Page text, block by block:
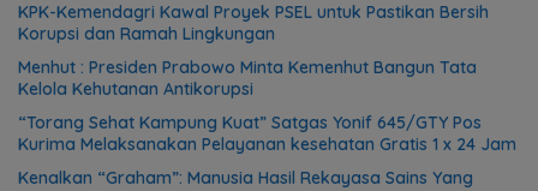
KPK-Kemendagri Kawal Proyek PSEL untuk Pastikan Bersih
Korupsi dan Ramah Lingkungan
Menhut : Presiden Prabowo Minta Kemenhut Bangun Tata
Kelola Kehutanan Antikorupsi
“Torang Sehat Kampung Kuat” Satgas Yonif 645/GTY Pos
Kurima Melaksanakan Pelayanan kesehatan Gratis 1 x 24 Jam
Kenalkan “Graham”: Manusia Hasil Rekayasa Sains Yang